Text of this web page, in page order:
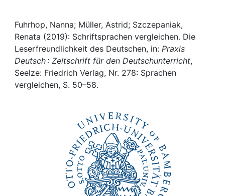
Awards
My FIS
Help
Fuhrhop, Nanna; Müller, Astrid; Szczepaniak,
Renata (2019): Schriftsprachen vergleichen. Die
Leserfreundlichkeit des Deutschen, in: Praxis
Deutsch : Zeitschrift für den Deutschunterricht,
Seelze: Friedrich Verlag, Nr. 278: Sprachen
vergleichen, S. 50–58.